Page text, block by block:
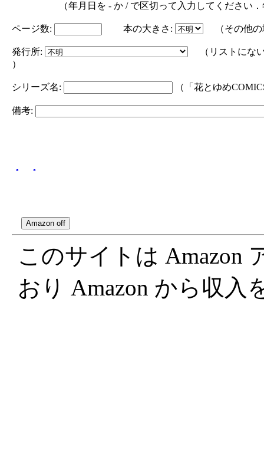
（年月日を - か / で区切って入力してください．年
ページ数: 本の大きさ: （その他の
発行所:
（リストにな
）
シリーズ名: （「花とゆめ
備考:
このサイトは Amazon
おり Amazon から収入